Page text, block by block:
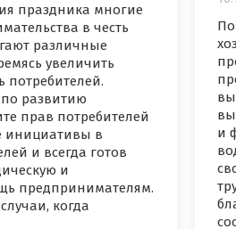
праздника многие
в честь
различные
увеличить
по развитию
прав потребителей
инициативы в
и всегда готов
и
предпринимателям.
когда
и